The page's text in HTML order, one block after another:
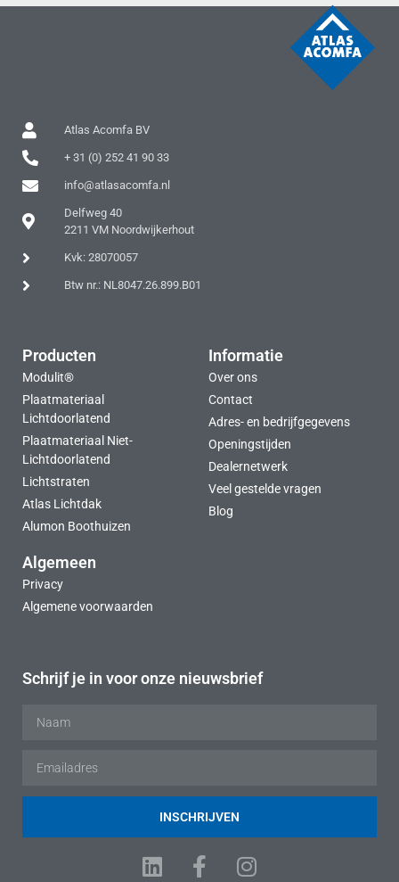
Atlas Acomfa BV
+ 31 (0) 252 41 90 33
info@atlasacomfa.nl
Delfweg 40
2211 VM Noordwijkerhout
Kvk: 28070057
Btw nr.: NL8047.26.899.B01
Producten
Modulit®
Plaatmateriaal
Lichtdoorlatend
Plaatmateriaal Niet-
Lichtdoorlatend
Lichtstraten
Atlas Lichtdak
Alumon Boothuizen
Algemeen
Privacy
Algemene voorwaarden
Informatie
Over ons
Contact
Adres- en bedrijfgegevens
Openingstijden
Dealernetwerk
Veel gestelde vragen
Blog
Schrijf je in voor onze nieuwsbrief
INSCHRIJVEN